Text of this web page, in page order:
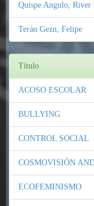
Quispe Angulo, River
Terán Gezn, Felipe
Título
ACOSO ESCOLAR
BULLYING
CONTROL SOCIAL
COSMOVISIÓN
ECOFEMINISMO